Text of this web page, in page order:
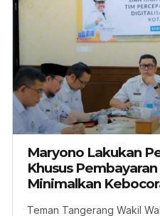
Maryono Lakukan
Khusus
Minimalkan
Teman Tangerang Wakil